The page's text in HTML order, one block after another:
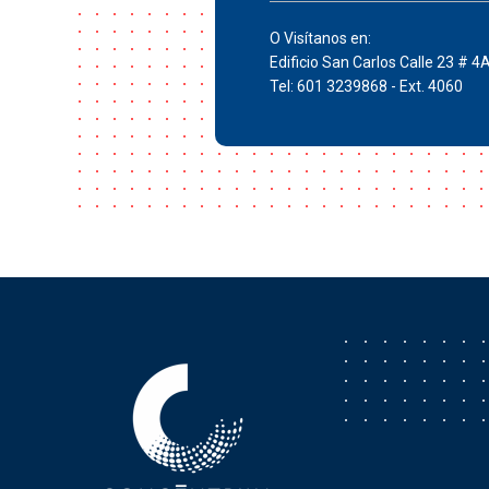
O Visítanos en:
Edificio San Carlos Calle 23 #
Tel: 601 3239868 - Ext. 4060